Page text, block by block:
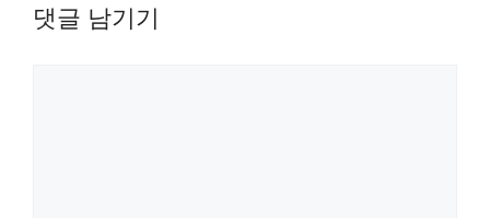
댓글 남기기